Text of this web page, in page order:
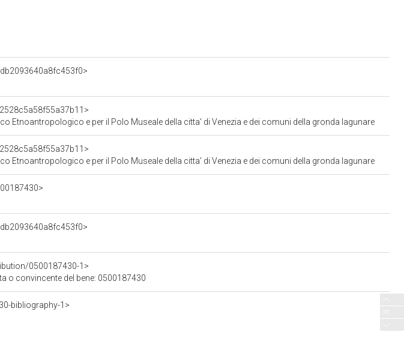
Etnoantropologico e per il Polo Museale della citta' di Venezia e dei comuni della gronda lagunare
Etnoantropologico e per il Polo Museale della citta' di Venezia e dei comuni della gronda lagunare
0500187430-1>
o convincente del bene: 0500187430
bibliography-1>